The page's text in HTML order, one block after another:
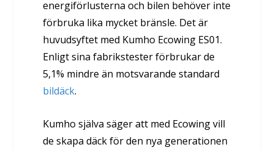
energiförlusterna och bilen behöver inte
förbruka lika mycket bränsle. Det är
huvudsyftet med Kumho Ecowing ES01.
Enligt sina fabrikstester förbrukar de
5,1% mindre än motsvarande standard
bildäck.
Kumho själva säger att med Ecowing vill
de skapa däck för den nya generationen